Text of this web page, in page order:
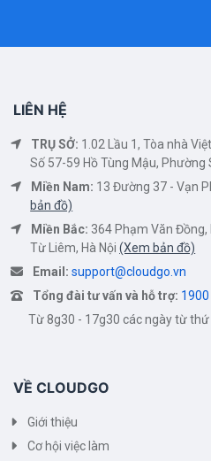
LIÊN HỆ
TRỤ SỞ: 1.02 Lầu 1, Tòa nhà
Số 57-59 Hồ Tùng Mậu, Phường
Miền Nam: 13 Đường 37 - Vạn
bản đồ)
Miền Bắc: 364 Phạm Văn Đồng,
Từ Liêm, Hà Nội(Xem bản đồ)
Email: support@cloudgo.vn
Tổng đài tư vấn và hỗ trợ:
Từ 8g30 - 17g30 các ngày từ thứ
VỀ CLOUDGO
Giới thiệu
Cơ hội việc làm